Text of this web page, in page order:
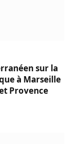
sur la
à Marseille
Provence